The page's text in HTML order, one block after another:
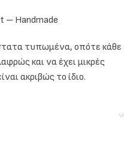
– Handmade
τυπωμένα, οπότε κάθε
και να έχει μικρές
ακριβώς το ίδιο.